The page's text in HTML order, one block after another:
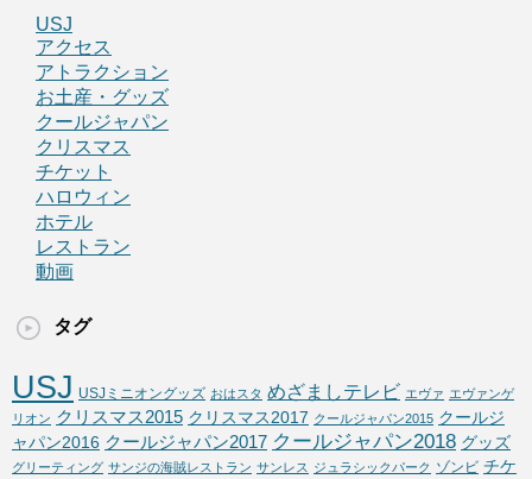
USJ
アクセス
アトラクション
お土産・グッズ
クールジャパン
クリスマス
チケット
ハロウィン
ホテル
レストラン
動画
タグ
USJ USJミニオングッズ おはスタ めざましテレビ エヴァ エヴァンゲ
リオン クリスマス2015 クリスマス2017 クールジャパン2015 クールジ
ャパン2016 クールジャパン2017 クールジャパン2018 グッズ
グリーティング サンジの海賊レストラン サンレス ジュラシックパーク ゾンビ チケ